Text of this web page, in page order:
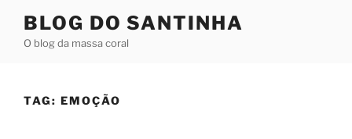
BLOG DO SANTINHA
O blog da massa coral
TAG: EMOÇÃO